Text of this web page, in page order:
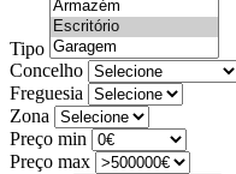
Tipo
Concelho
Freguesia
Zona
Preço min
Preço max